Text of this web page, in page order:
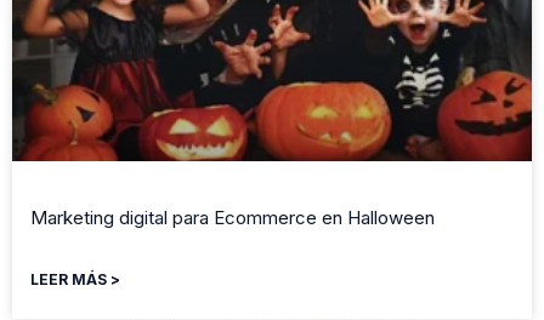
Marketing digital para Ecommerce en Halloween
LEER MÁS >